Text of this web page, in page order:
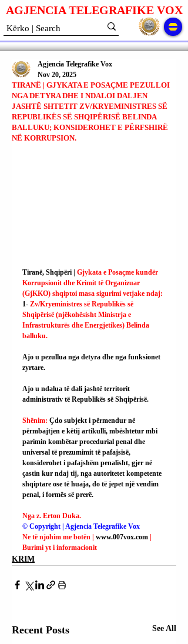
AGJENCIA TELEGRAFIKE VOX
TIRANË | GJYKATA E POSAÇME PEZULLOI
NGA DETYRA DHE I NDALOI DALJEN
JASHTË SHTETIT ZV/KRYEMINISTRES SË
REPUBLIKËS SË SHQIPËRISË BELINDA
BALLUKU; KONSIDEROHET E PËRFSHIRË
NË KORRUPSION.
Agjencia Telegrafike Vox
Nov 20, 2025
Tiranë, Shqipëri | Gjykata e Posaçme kundër
Korrupsionit dhe Krimit të Organizuar
(GjKKO) shqiptoi masa sigurimi vetjake ndaj:
1- Zv/Kryeministres së Republikës së
Shqipërisë (njëkohësisht Ministrja e
Infrastrukturës dhe Energjetikes) Belinda
balluku.
Ajo u pezullua nga detyra dhe nga funksionet
zyrtare.
Ajo u ndalua të dali jashtë territorit
administrativ të Republikës së Shqipërisë.
Shënim: Çdo subjekt i përmendur në
përmbajtjen e këtij artikulli, mbështetur mbi
parimin kombëtar procedurial penal dhe
universal të prezumimit të pafajsisë,
konsiderohet i pafajshëm penalisht, gjer në
çastin kur ndaj tij, nga autoritetet kompetente
shqiptare ose të huaja, do të jepet një vendim
penal, i formës së prerë.
Nga z. Erton Duka.
© Copyright | Agjencia Telegrafike Vox
Ne të njohim me botën | www.007vox.com |
Burimi yt i informacionit
KRIM
Recent Posts See All